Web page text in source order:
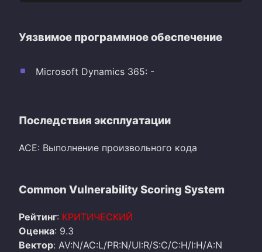
Уязвимое программное обеспечение
Microsoft Dynamics 365: -
Последствия эксплуатации
ACE: Выполнение произвольного кода
Common Vulnerability Scoring System
Рейтинг: КРИТИЧЕСКИЙ
Оценка: 9.3
Вектор: AV:N/AC:L/PR:N/UI:R/S:C/C:H/I:H/A:N